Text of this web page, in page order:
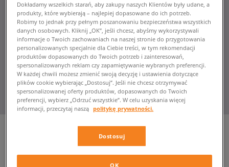
VANS SK8-HI TAPERED
Dokładamy wszelkich starań, aby zakupy naszych Klientów były udane, a
produkty, które wybierają – najlepiej dopasowane do ich potrzeb.
Robimy to jednak przy pełnym poszanowaniu bezpieczeństwa wszystkich
danych osobowych. Kliknij „OK”, jeśli chcesz, abyśmy wykorzystywali
informacje o Twoich zachowaniach na naszej stronie do przygotowania
personalizowanych specjalnie dla Ciebie treści, w tym rekomendacji
produktów dopasowanych do Twoich potrzeb i zainteresowań,
spersonalizowanych reklam czy zapamiętywanie wybranych preferencji.
W każdej chwili możesz zmienić swoją decyzję i ustawienia dotyczące
plików cookie wybierając „Dostosuj”. Jeśli nie chcesz otrzymywać
spersonalizowanej oferty produktów, dopasowanych do Twoich
preferencji, wybierz „Odrzuć wszystkie”. W celu uzyskania więcej
informacji, przeczytaj naszą politykę prywatności.
Dostosuj
OK